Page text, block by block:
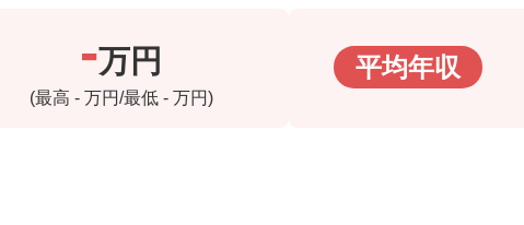
-万円
(最高 - 万円/最低 - 万円)
平均年収